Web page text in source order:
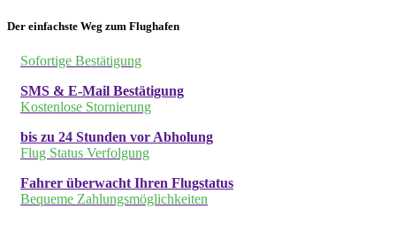
Der einfachste Weg zum Flughafen
Sofortige Bestätigung
SMS & E-Mail Bestätigung
Kostenlose Stornierung
bis zu 24 Stunden vor Abholung
Flug Status Verfolgung
Fahrer überwacht Ihren Flugstatus
Bequeme Zahlungsmöglichkeiten